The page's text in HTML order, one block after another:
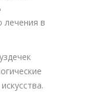
лечения в